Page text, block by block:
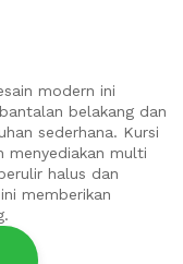
modern ini
belakang dan
sederhana. Kursi
menyediakan multi
halus dan
memberikan